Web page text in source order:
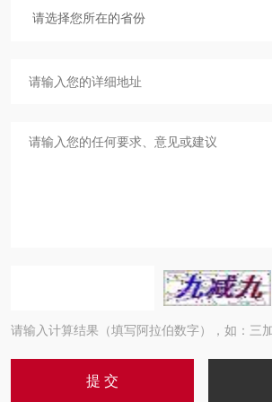
请输入计算结果（填写阿拉伯数字），如：三